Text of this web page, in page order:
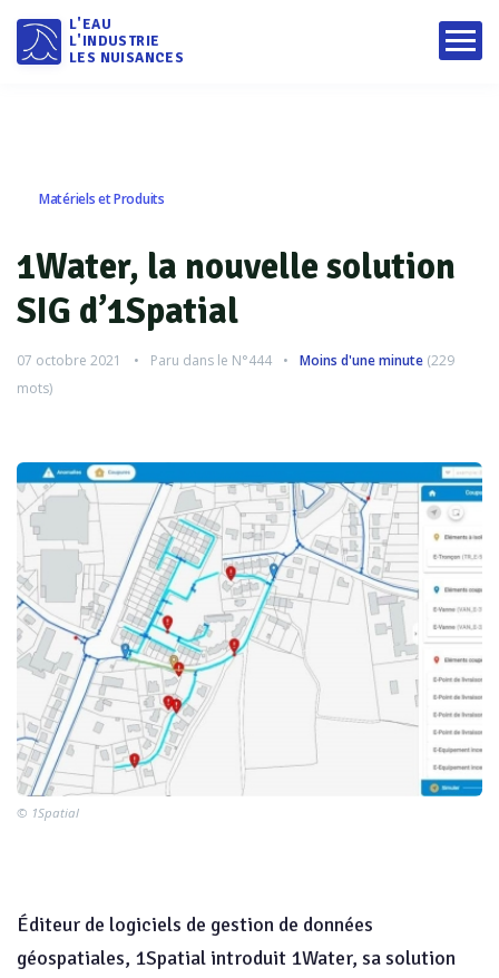
L'EAU
L'INDUSTRIE
LES NUISANCES
Matériels et Produits
1Water, la nouvelle solution
SIG d’1Spatial
07 octobre 2021 Paru dans le N°444 Moins d'une minute (229
mots)
© 1Spatial
Éditeur de logiciels de gestion de données
géospatiales, 1Spatial introduit 1Water, sa solution